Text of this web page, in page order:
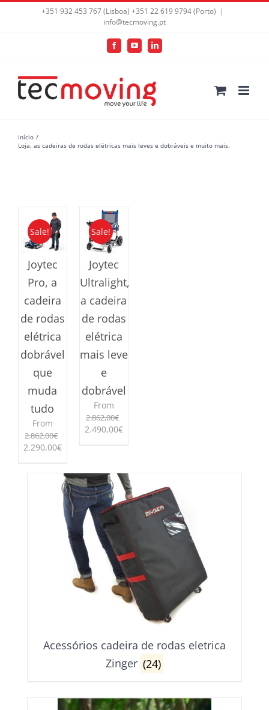
+351 932 453 767 (Lisboa) +351 22 619 9794 (Porto) |
info@tecmoving.pt
FacebookYouTubeLinkedIn
Início
Loja, as cadeiras de rodas elétricas mais leves e dobráveis e muito mais.
Sale!
Joytec
Pro, a
cadeira
de rodas
elétrica
dobrável
que
muda
tudo
From
2.862,00€
O
2.862,00€.
2.290,00€O
atual
é:
2.290,00€.
product
multiple
variants.
options
Sale!
Joytec
Ultralight,
a cadeira
de rodas
elétrica
mais leve
e
dobrável
From
2.862,00€
O
2.862,00€.
2.490,00€O
2.490,00€.
has
multiple
variants.
The
options
may
be
chosen
on
the
product
Acessórios cadeira de rodas eletrica
Zinger (24)